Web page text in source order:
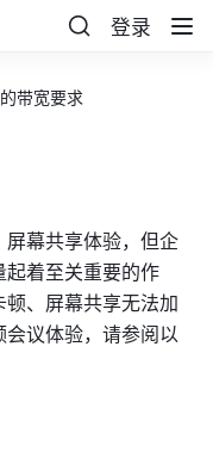
登录
带宽要求
幕共享体验，但企
着至关重要的作
、屏幕共享无法加
议体验，请参阅以